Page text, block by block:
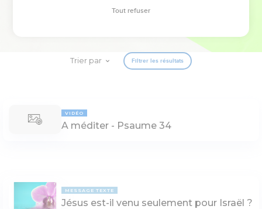
Trier par Filtrer les résultats
VIDÉO
A méditer - Psaume 34
MESSAGE TEXTE
Jésus est-il venu seulement pour Israël ?
Tout refuser